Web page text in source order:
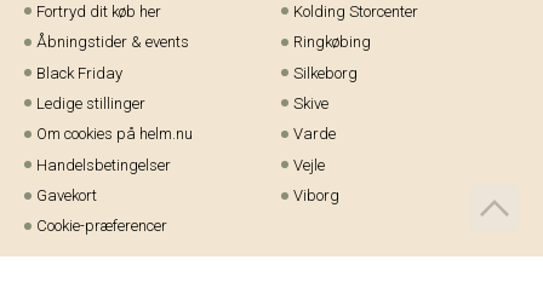
Fortryd dit køb her
Åbningstider & events
Black Friday
Ledige stillinger
Om cookies på helm.nu
Handelsbetingelser
Gavekort
Cookie-præferencer
Kolding Storcenter
Ringkøbing
Silkeborg
Skive
Varde
Vejle
Viborg